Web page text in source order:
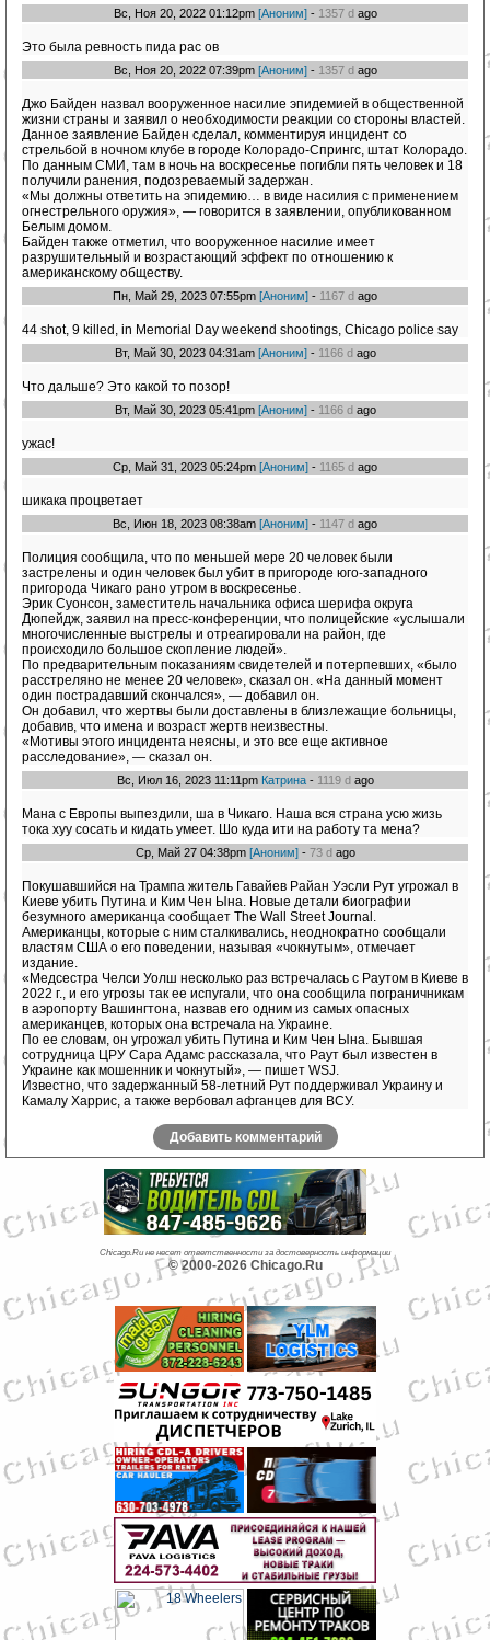
Вс, Ноя 20, 2022 01:12pm [Аноним]- 1357 dago
Это была ревность пида рас ов
Вс, Ноя 20, 2022 07:39pm [Аноним]- 1357 dago
Джо Байден назвал вооруженное насилие эпидемией в общественной
жизни страны и заявил о необходимости реакции со стороны властей.
Данное заявление Байден сделал, комментируя инцидент со
стрельбой в ночном клубе в городе Колорадо-Спрингс, штат Колорадо.
По данным СМИ, там в ночь на воскресенье погибли пять человек и 18
получили ранения, подозреваемый задержан.
«Мы должны ответить на эпидемию… в виде насилия с применением
огнестрельного оружия», — говорится в заявлении, опубликованном
Белым домом.
Байден также отметил, что вооруженное насилие имеет
разрушительный и возрастающий эффект по отношению к
американскому обществу.
Пн, Май 29, 2023 07:55pm [Аноним] - 1167 d ago
44 shot, 9 killed, in Memorial Day weekend shootings, Chicago police say
Вт, Май 30, 2023 04:31am [Аноним]- 1166 dago
Что дальше? Это какой то позор!
Вт, Май 30, 2023 05:41pm [Аноним]- 1166 dago
ужас!
Ср, Май 31, 2023 05:24pm [Аноним] - 1165 d ago
шикака процветает
Вс, Июн 18, 2023 08:38am [Аноним] - 1147 d ago
Полиция сообщила, что по меньшей мере 20 человек были
застрелены и один человек был убит в пригороде юго-западного
пригорода Чикаго рано утром в воскресенье.
Эрик Суонсон, заместитель начальника офиса шерифа округа
Дюпейдж, заявил на пресс-конференции, что полицейские «услышали
многочисленные выстрелы и отреагировали на район, где
происходило большое скопление людей».
По предварительным показаниям свидетелей и потерпевших, «было
расстреляно не менее 20 человек», сказал он. «На данный момент
один пострадавший скончался», — добавил он.
Он добавил, что жертвы были доставлены в близлежащие больницы,
добавив, что имена и возраст жертв неизвестны.
«Мотивы этого инцидента неясны, и это все еще активное
расследование», — сказал он.
Вс, Июл 16, 2023 11:11pm Катрина- 1119 dago
Мана с Европы выпездили, ша в Чикаго. Наша вся страна усю жизь
тока хуу сосать и кидать умеет. Шо куда ити на работу та мена?
Ср, Май 27 04:38pm [Аноним]- 73 dago
Покушавшийся на Трампа житель Гавайев Райан Уэсли Рут угрожал в
Киеве убить Путина и Ким Чен Ына. Новые детали биографии
безумного американца сообщает The Wall Street Journal.
Американцы, которые с ним сталкивались, неоднократно сообщали
властям США о его поведении, называя «чокнутым», отмечает
издание.
«Медсестра Челси Уолш несколько раз встречалась с Раутом в Киеве в
2022 г., и его угрозы так ее испугали, что она сообщила пограничникам
в аэропорту Вашингтона, назвав его одним из самых опасных
американцев, которых она встречала на Украине.
По ее словам, он угрожал убить Путина и Ким Чен Ына. Бывшая
сотрудница ЦРУ Сара Адамс рассказала, что Раут был известен в
Украине как мошенник и чокнутый», — пишет WSJ.
Известно, что задержанный 58-летний Рут поддерживал Украину и
Камалу Харрис, а также вербовал афганцев для ВСУ.
Добавить комментарий
Chicago.Ru не несет ответственности за достоверность информации
© 2000-2026 Chicago.Ru